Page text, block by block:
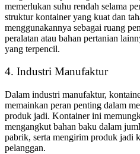
memerlukan suhu rendah selama
struktur kontainer yang kuat dan
menggunakannya sebagai ruang
peralatan atau bahan pertanian
yang terpencil.
4. Industri Manufaktur
Dalam industri manufaktur,
memainkan peran penting dalam
produk jadi. Kontainer ini
mengangkut bahan baku dalam
pabrik, serta mengirim produk jadi
pelanggan.